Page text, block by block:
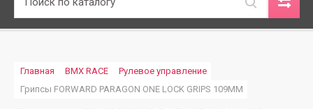
Главная BMX RACE
Рулевое управление
Грипсы FORWARD PARAGON ONE LOCK GRIPS 109MM